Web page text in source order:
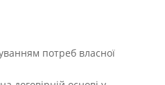
потреб власної